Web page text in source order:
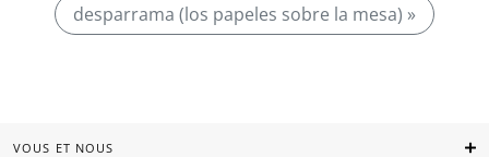
desparrama (los papeles sobre la mesa) »
VOUS ET NOUS